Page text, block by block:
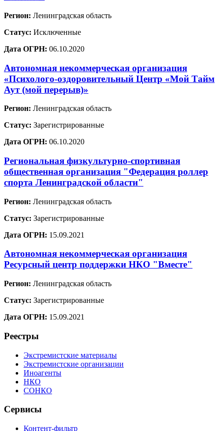
Регион: Ленинградская область
Статус: Исключенные
Дата ОГРН: 06.10.2020
Автономная некоммерческая организация
«Психолого-оздоровительный Центр «Мой Тайм
Аут (мой перерыв)»
Регион: Ленинградская область
Статус: Зарегистрированные
Дата ОГРН: 06.10.2020
Региональная физкультурно-спортивная
общественная организация "Федерация роллер
спорта Ленинградской области"
Регион: Ленинградская область
Статус: Зарегистрированные
Дата ОГРН: 15.09.2021
Автономная некоммерческая организация
Ресурсный центр поддержки НКО "Вместе"
Регион: Ленинградская область
Статус: Зарегистрированные
Дата ОГРН: 15.09.2021
Реестры
Экстремистские материалы
Экстремистские организации
Иноагенты
НКО
СОНКО
Сервисы
Контент-фильтр